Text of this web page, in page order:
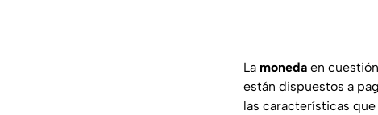
La moneda en
están dispuestos a
las características que